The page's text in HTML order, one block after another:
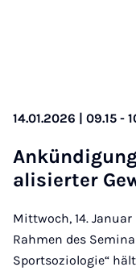
14.01.2026 | 09.15 -
a­li­sier­ter
Mittwoch, 14. Januar
Rahmen des
Sportsoziologie“